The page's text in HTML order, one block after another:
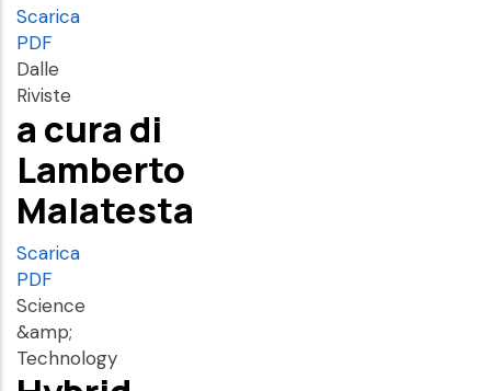
Scarica
PDF
Dalle
Riviste
a cura di
Lamberto
Malatesta
Scarica
PDF
Science
&amp;
Technology